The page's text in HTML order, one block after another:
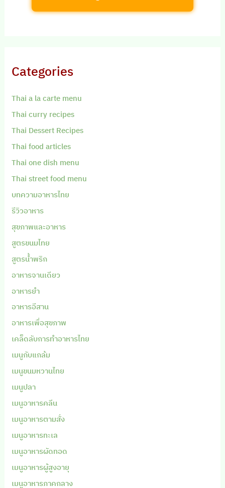
Categories
Thai a la carte menu
Thai curry recipes
Thai Dessert Recipes
Thai food articles
Thai one dish menu
Thai street food menu
บทความอาหารไทย
รีวิวอาหาร
สุขภาพและอาหาร
สูตรขนมไทย
สูตรน้ำพริก
อาหารจานเดียว
อาหารยำ
อาหารอีสาน
อาหารเพื่อสุขภาพ
เคล็ดลับการทำอาหารไทย
เมนูกับแกล้ม
เมนูขนมหวานไทย
เมนูปลา
เมนูอาหารคลีน
เมนูอาหารตามสั่ง
เมนูอาหารทะเล
เมนูอาหารผัดทอด
เมนูอาหารผู้สูงอายุ
เมนูอาหารภาคกลาง